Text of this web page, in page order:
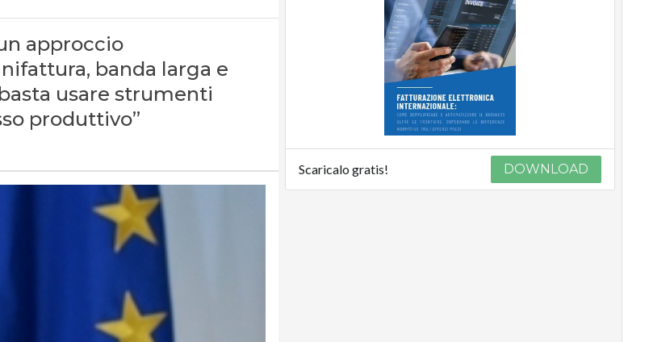
approccio
banda larga e
usare strumenti
produttivo”
Scaricalo gratis! DOWNLOAD